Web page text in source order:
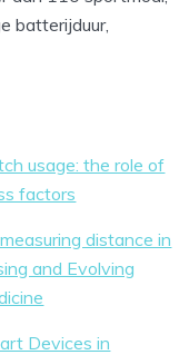
batterijduur,
usage: the role of
factors
distance in
and Evolving
Devices in